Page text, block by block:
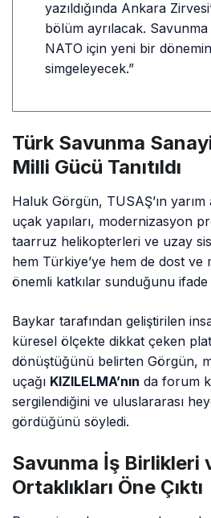
yazıldığında Ankara
bölüm ayrılacak.
NATO için yeni bir dönemin
simgeleyecek.”
Türk Savunma
Milli Gücü Tanıtıldı
Haluk Görgün, TUSAŞ’ın
uçak yapıları, modernizasyon
taarruz helikopterleri ve uzay
hem Türkiye’ye hem de dost ve
önemli katkılar sunduğunu ifade
Baykar tarafından geliştirilen
küresel ölçekte dikkat çeken
dönüştüğünü belirten Görgün,
uçağı KIZILELMA’nın da forum
sergilendiğini ve uluslararası
gördüğünü söyledi.
Savunma İş Birlikleri
Ortaklıkları Öne Çıktı